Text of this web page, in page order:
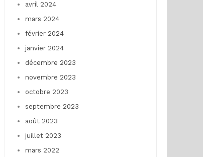
avril 2024
mars 2024
février 2024
janvier 2024
décembre 2023
novembre 2023
octobre 2023
septembre 2023
août 2023
juillet 2023
mars 2022